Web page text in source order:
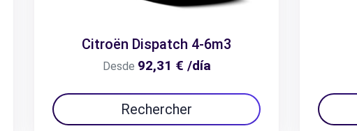
Citroën Dispatch 4-6m3
Desde 92,31 € /día
Rechercher